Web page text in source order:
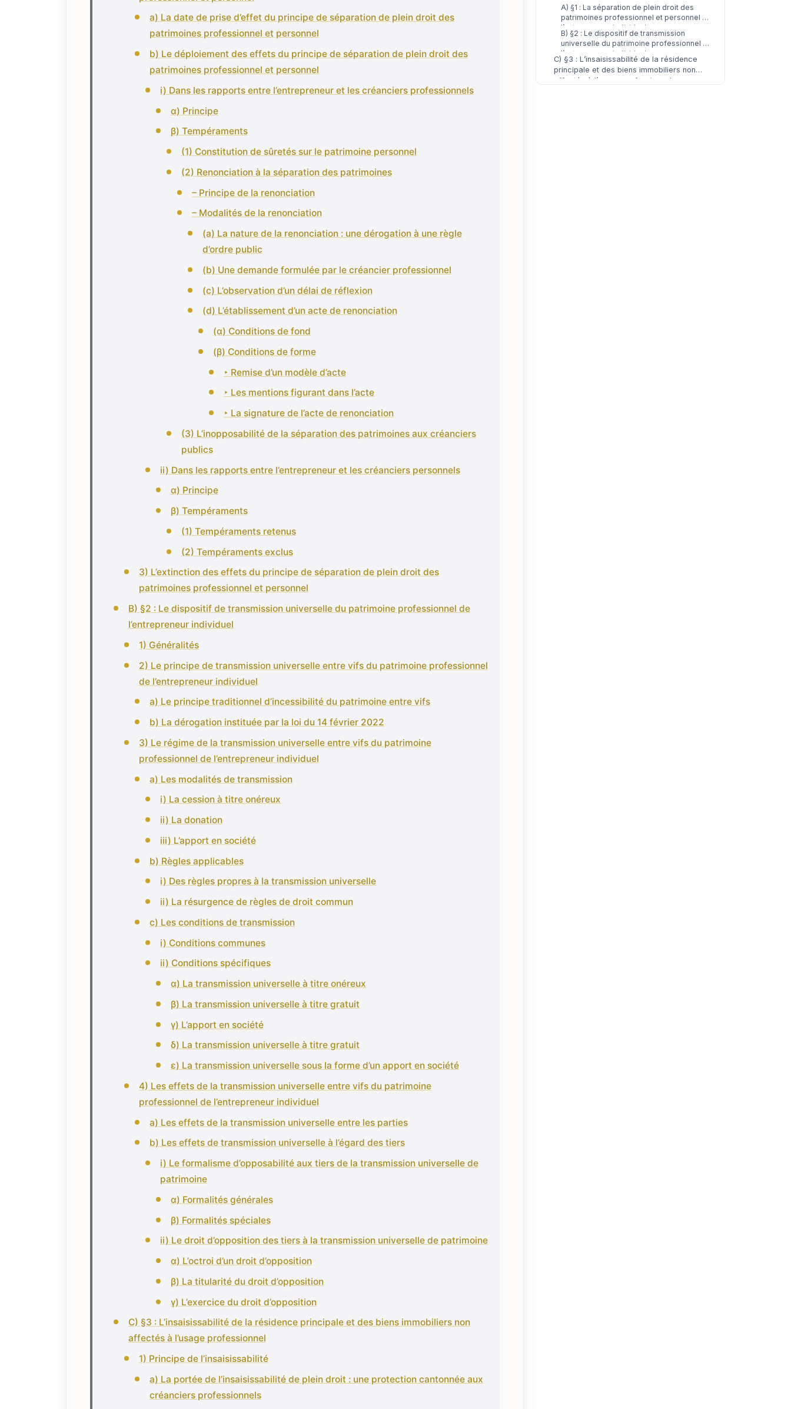
a) La date de prise d’effet du principe de séparation de plein droit des
patrimoines professionnel et personnel
b) Le déploiement des effets du principe de séparation de plein droit des
patrimoines professionnel et personnel
i) Dans les rapports entre l’entrepreneur et les créanciers professionnels
α) Principe
β) Tempéraments
(1) Constitution de sûretés sur le patrimoine personnel
(2) Renonciation à la séparation des patrimoines
– Principe de la renonciation
– Modalités de la renonciation
(a) La nature de la renonciation : une dérogation à une règle
d’ordre public
(b) Une demande formulée par le créancier professionnel
(c) L’observation d’un délai de réflexion
(d) L’établissement d’un acte de renonciation
(α) Conditions de fond
(β) Conditions de forme
‣ Remise d’un modèle d’acte
‣ Les mentions figurant dans l’acte
‣ La signature de l’acte de renonciation
(3) L’inopposabilité de la séparation des patrimoines aux créanciers
publics
ii) Dans les rapports entre l’entrepreneur et les créanciers personnels
α) Principe
β) Tempéraments
(1) Tempéraments retenus
(2) Tempéraments exclus
3) L’extinction des effets du principe de séparation de plein droit des
patrimoines professionnel et personnel
B) §2 : Le dispositif de transmission universelle du patrimoine professionnel de
l’entrepreneur individuel
1) Généralités
2) Le principe de transmission universelle entre vifs du patrimoine professionnel
de l’entrepreneur individuel
a) Le principe traditionnel d’incessibilité du patrimoine entre vifs
b) La dérogation instituée par la loi du 14 février 2022
3) Le régime de la transmission universelle entre vifs du patrimoine
professionnel de l’entrepreneur individuel
a) Les modalités de transmission
i) La cession à titre onéreux
ii) La donation
iii) L’apport en société
b) Règles applicables
i) Des règles propres à la transmission universelle
ii) La résurgence de règles de droit commun
c) Les conditions de transmission
i) Conditions communes
ii) Conditions spécifiques
α) La transmission universelle à titre onéreux
β) La transmission universelle à titre gratuit
γ) L’apport en société
δ) La transmission universelle à titre gratuit
ε) La transmission universelle sous la forme d’un apport en société
4) Les effets de la transmission universelle entre vifs du patrimoine
professionnel de l’entrepreneur individuel
a) Les effets de la transmission universelle entre les parties
b) Les effets de transmission universelle à l’égard des tiers
i) Le formalisme d’opposabilité aux tiers de la transmission universelle de
patrimoine
α) Formalités générales
β) Formalités spéciales
ii) Le droit d’opposition des tiers à la transmission universelle de patrimoine
α) L’octroi d’un droit d’opposition
β) La titularité du droit d’opposition
γ) L’exercice du droit d’opposition
C) §3 : L’insaisissabilité de la résidence principale et des biens immobiliers non
affectés à l’usage professionnel
1) Principe de l’insaisissabilité
a) La portée de l’insaisissabilité de plein droit : une protection cantonnée aux
créanciers professionnels
A) §1 : La séparation de plein droit des
patrimoines professionnel et personnel de
l’entrepreneur individuel
B) §2 : Le dispositif de transmission
universelle du patrimoine professionnel de
l’entrepreneur individuel
C) §3 : L’insaisissabilité de la résidence
principale et des biens immobiliers non
affectés à l’usage professionnel